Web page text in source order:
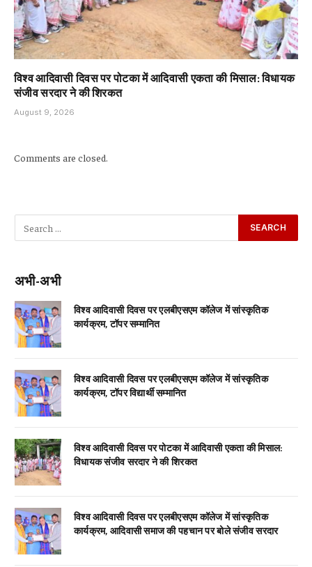
विश्व आदिवासी दिवस पर पोटका में आदिवासी एकता की मिसाल: विधायक
संजीव सरदार ने की शिरकत
August 9, 2026
Comments are closed.
अभी-अभी
विश्व आदिवासी दिवस पर एलबीएसएम कॉलेज में सांस्कृतिक
कार्यक्रम, टॉपर सम्मानित
विश्व आदिवासी दिवस पर एलबीएसएम कॉलेज में सांस्कृतिक
कार्यक्रम, टॉपर विद्यार्थी सम्मानित
विश्व आदिवासी दिवस पर पोटका में आदिवासी एकता की मिसाल:
विधायक संजीव सरदार ने की शिरकत
विश्व आदिवासी दिवस पर एलबीएसएम कॉलेज में सांस्कृतिक
कार्यक्रम, आदिवासी समाज की पहचान पर बोले संजीव सरदार